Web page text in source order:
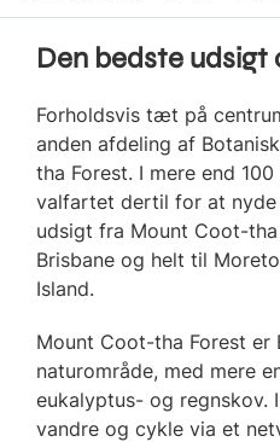
Den bedste udsigt
Forholdsvis tæt på
anden afdeling af
tha Forest. I mere end
valfartet dertil for at
udsigt fra Mount Coot-
Brisbane og helt til
Island.
Mount Coot-tha Forest er
naturområde, med mere
eukalyptus- og regnskov.
vandre og cykle via et